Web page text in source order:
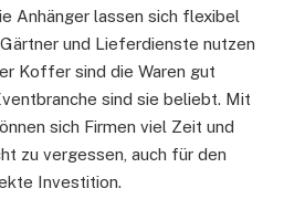
Anhänger lassen sich flexibel
und Lieferdienste nutzen
Koffer sind die Waren gut
sind sie beliebt. Mit
sich Firmen viel Zeit und
zu vergessen, auch für den
Investition.